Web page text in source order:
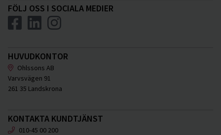
FÖLJ OSS I SOCIALA MEDIER
HUVUDKONTOR
Ohlssons AB
Varvsvägen 91
261 35 Landskrona
KONTAKTA KUNDTJÄNST
010-45 00 200